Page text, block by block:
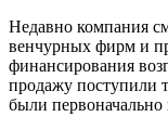
Недавно компания
венчурных фирм и
финансирования
продажу поступили
были